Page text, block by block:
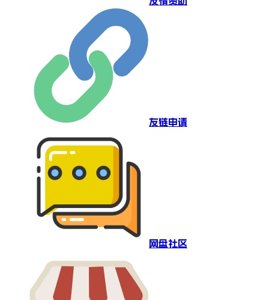
友链申请
网盘社区